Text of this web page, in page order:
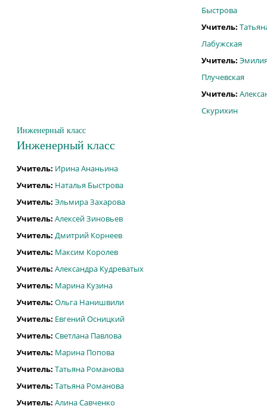
Быстрова
Учитель:
Лабужская
Учитель:
Плучевская
Учитель:
Скурихин
Инженерный класс
Инженерный класс
Учитель: Ирина Ананьина
Учитель: Наталья Быстрова
Учитель: Эльмира Захарова
Учитель: Алексей Зиновьев
Учитель: Дмитрий Корнеев
Учитель: Максим Королев
Учитель: Александра Кудреватых
Учитель: Марина Кузина
Учитель: Ольга Нанишвили
Учитель: Евгений Осницкий
Учитель: Светлана Павлова
Учитель: Марина Попова
Учитель: Татьяна Романова
Учитель: Татьяна Романова
Учитель: Алина Савченко